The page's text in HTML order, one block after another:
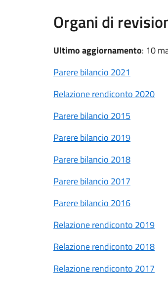
Organi di
Ultimo aggiornamento: 10
Parere bilancio 2021
Relazione rendiconto 2020
Parere bilancio 2015
Parere bilancio 2019
Parere bilancio 2018
Parere bilancio 2017
Parere bilancio 2016
Relazione rendiconto 2019
Relazione rendiconto 2018
Relazione rendiconto 2017